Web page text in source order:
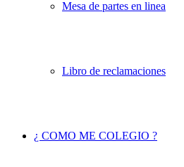
Mesa de partes en linea
Libro de reclamaciones
¿ COMO ME COLEGIO ?